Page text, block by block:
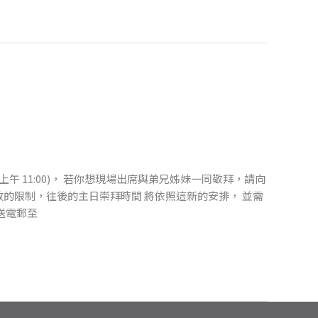
午 11:00)， 若你想現場出席與弟兄姊妹一同敬拜，請向
限制，往後的主日崇拜時間 將依照這新的安排， 並需
電郵至